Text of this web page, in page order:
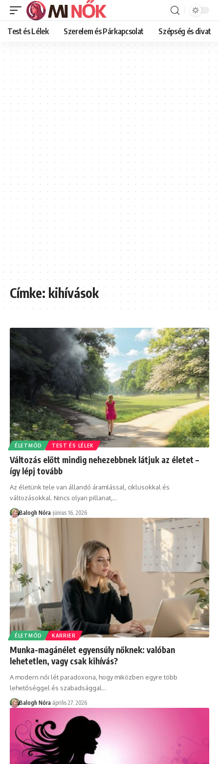
Test és Lélek Szerelem és Párkapcsolat Szépség és divat
Címke:kihívások
ÉLETMÓD TEST ÉS LÉLEK
Változás előtt mindig nehezebbnek látjuk az életet –
így lépj tovább
Az életünk tele van állandó áramlással, ciklusokkal és
változásokkal. Nincs olyan pillanat, …
Balogh Nóra június 16, 2026
ÉLETMÓD KARRIER
Munka-magánélet egyensúly nőknek: valóban
lehetetlen, vagy csak kihívás?
A modern női lét paradoxona, hogy miközben egyre több
lehetőséggel és szabadsággal…
Balogh Nóra április 27, 2026